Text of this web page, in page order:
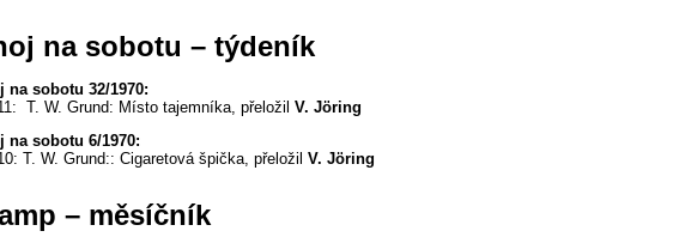
na sobotu – týdeník
na sobotu 32/1970:
T. W. Grund: Místo tajemníka, přeložil V. Jöring
na sobotu 6/1970:
T. W. Grund:: Cigaretová špička, přeložil V. Jöring
– měsíčník